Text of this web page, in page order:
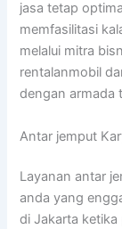
jasa tetap
memfasilitasi
melalui mitra
rentalanmobil
dengan armada
Antar jemput
Layanan antar
anda yang
di Jakarta ketika